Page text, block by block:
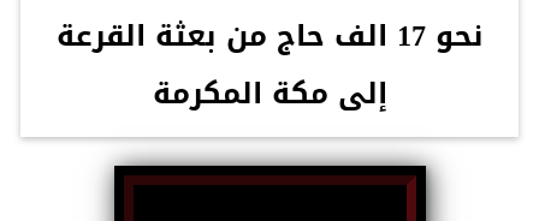
نحو 17 الف حاج من بعثة القرعة
إلى مكة المكرمة